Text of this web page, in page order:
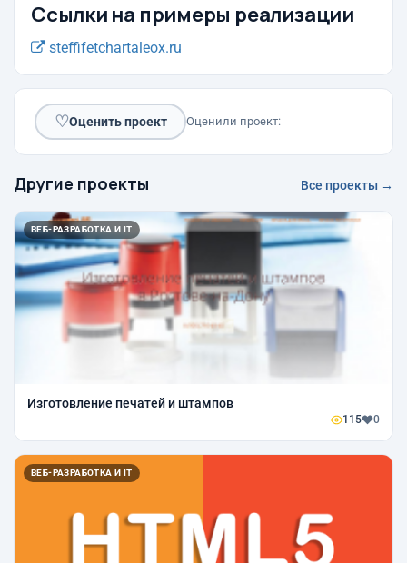
Ссылки на примеры реализации
steffifetchartaleox.ru
♡Оценить проект Оценили проект:
Другие проекты Все проекты →
ВЕБ-РАЗРАБОТКА И IT
Изготовление печатей и штампов
115 0
ВЕБ-РАЗРАБОТКА И IT